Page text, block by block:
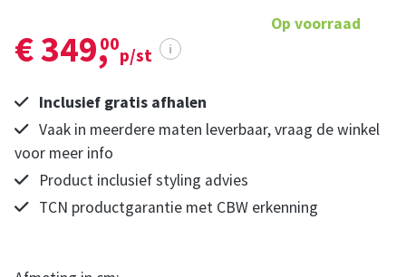
€ 349,
00
p/st i
Op voorraad
Inclusief gratis afhalen
Vaak in meerdere maten leverbaar, vraag de winkel
voor meer info
Product inclusief styling advies
TCN productgarantie met CBW erkenning